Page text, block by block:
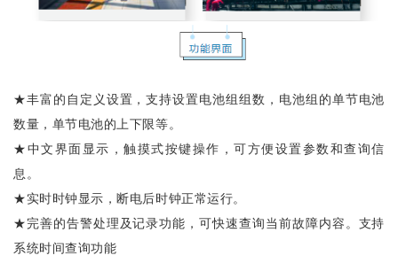
★丰富的自定义设置，支持设置电池组组数，电池组的单节电池
数量，单节电池的上下限等。
★中文界面显示，触摸式按键操作，可方便设置参数和查询信
息。
★实时时钟显示，断电后时钟正常运行。
★完善的告警处理及记录功能，可快速查询当前故障内容。支持
系统时间查询功能